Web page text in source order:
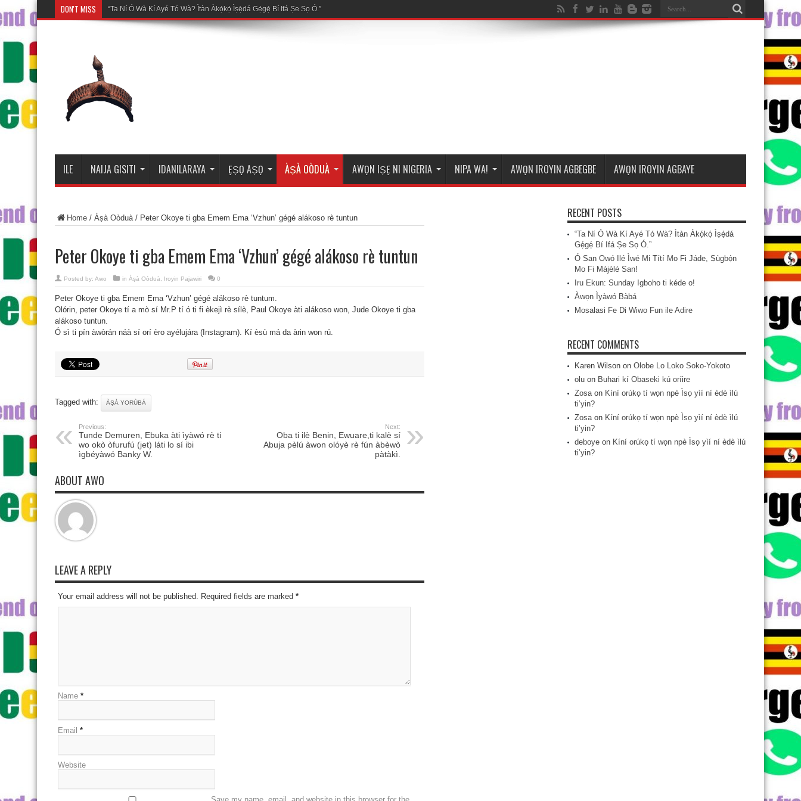
DON'T MISS Mosalasi
ILE NAIJA GISITI IDANILARAYA ẸṢỌ AṢỌ ÀṢÀ OÒDUÀ AWỌN IṢẸ NI NIGERIA NIPA WA! AWỌN IROYIN AGBEGBE AWỌN IROYIN AGBAYE
Home / Àṣà Oòduà/ Peter Okoye ti gba Emem Ema ‘Vzhun’ gégé alákoso rè tuntun
Peter Okoye ti gba Emem Ema ‘Vzhun’ gégé alákoso rè tuntun
Posted by: Awo in Àṣà Oòduà Iroyin Pajawiri 0
Peter Okoye ti gba Emem Ema ‘Vzhun’ gégé alákoso rè tuntum.
Olórin, peter Okoye tí a mò sí Mr.P tí ó ti fi èkejì rè sílè, Paul Okoye àti alákoso won, Jude Okoye ti gba
alákoso tuntun.
Ó sì ti pín àwòrán náà sí orí èro ayélujára (Instagram). Kí èsù má da àrin won rú.
Tagged with: ÀṢÀ YORÙBÁ
Previous:
Tunde Demuren, Ebuka àti ìyàwó rè ti
wo okò òfurufú (jet) láti lo sí ibi
ìgbéyàwó Banky W.
Next:
Oba ti ilè Benin, Ewuare,ti kalè sí
Abuja pèlú àwon olóyè rè fún àbèwò
pàtàkì.
ABOUT AWO
LEAVE A REPLY
Your email address will not be published. Required fields are marked *
Name *
Email *
Website
RECENT POSTS
“Ta Ní Ó Wà Kí Ayé Tó Wà? Ìtàn Àkọ́kọ́ Ìṣẹ̀dá
Gẹ́gẹ́ Bí Ifá Ṣe Sọ Ó.”
Ó San Owó Ilé Ìwé Mi Títí Mo Fi Jáde, Ṣùgbọ́n
Mo Fi Májèlé San!
Iru Ekun: Sunday Igboho ti kéde o!
Àwọn Ìyàwó Bàbá
Mosalasi Fe Di Wiwo Fun ile Adire
RECENT COMMENTS
Karen Wilson on Olobe Lo Loko Soko-Yokoto
olu on Buhari kí Obaseki kú oríire
Zosaon Kíní orúkọ tí wọn npè Ìsọ yìí ní èdè ìlú
ti’yin?
Zosaon Kíní orúkọ tí wọn npè Ìsọ yìí ní èdè ìlú
ti’yin?
deboye on Kíní orúkọ tí wọn npè Ìsọ yìí ní èdè ìlú
ti’yin?